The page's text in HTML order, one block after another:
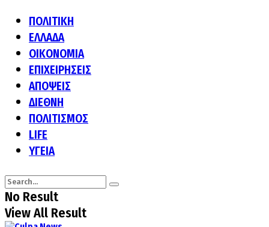
ΠΟΛΙΤΙΚΗ
ΕΛΛΑΔΑ
ΟΙΚΟΝΟΜΙΑ
ΕΠΙΧΕΙΡΗΣΕΙΣ
ΑΠΟΨΕΙΣ
ΔΙΕΘΝΗ
ΠΟΛΙΤΙΣΜΟΣ
LIFE
ΥΓΕΙΑ
No Result
View All Result